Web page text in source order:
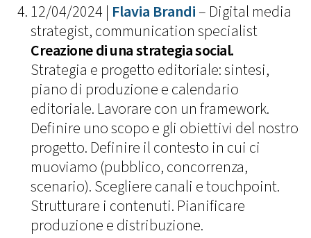
12/04/2024 | Flavia Brandi– Digital media
strategist, communication specialist
Creazione di una strategia social.
Strategia e progetto editoriale: sintesi,
piano di produzione e calendario
editoriale. Lavorare con un framework.
Definire uno scopo e gli obiettivi del nostro
progetto. Definire il contesto in cui ci
muoviamo (pubblico, concorrenza,
scenario). Scegliere canali e touchpoint.
Strutturare i contenuti. Pianificare
produzione e distribuzione.